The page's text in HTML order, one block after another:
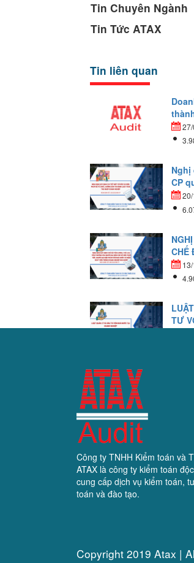
Tin Chuyên Ngành
Tin Tức ATAX
Tin liên quan
Nghị
CP
CHẾ
TƯ
Công ty TNHH Kiểm toán và
ATAX là công ty kiểm toán
cung cấp dịch vụ kiểm toán,
toán và đào tạo.
Copyright 2019 Atax |